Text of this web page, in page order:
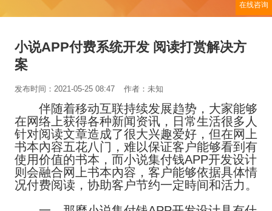
小说APP付费系统开发 阅读打赏解决方
案
发布时间：2021-05-25 08:47 作者：未知
伴随着移动互联持续发展趋势，大家能够
在网络上获得各种新闻资讯，日常生活很多人
针对阅读文章造成了很大兴趣爱好，但在网上
书本內容五花八门，难以保证客户能够看到有
使用价值的书本，而小说集付钱APP开发设计
则会融合网上书本內容，客户能够依据具体情
况付费阅读，协助客户节约一定時间和活力。
在线咨询